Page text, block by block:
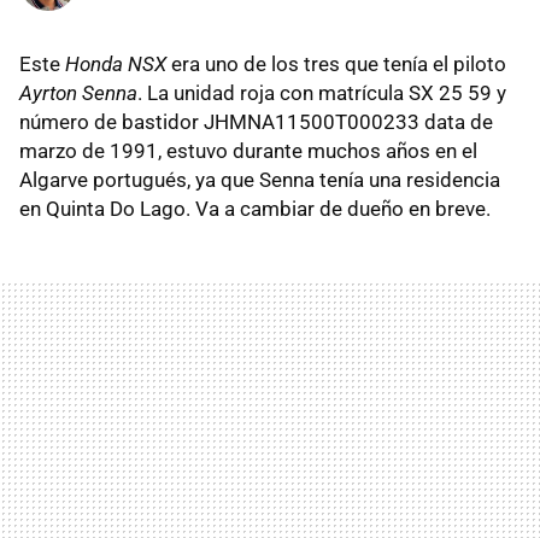
Este Honda NSXera uno de los tres que tenía el piloto
Ayrton Senna. La unidad roja con matrícula SX 25 59 y
número de bastidor JHMNA11500T000233 data de
marzo de 1991, estuvo durante muchos años en el
Algarve portugués, ya que Senna tenía una residencia
en Quinta Do Lago. Va a cambiar de dueño en breve.